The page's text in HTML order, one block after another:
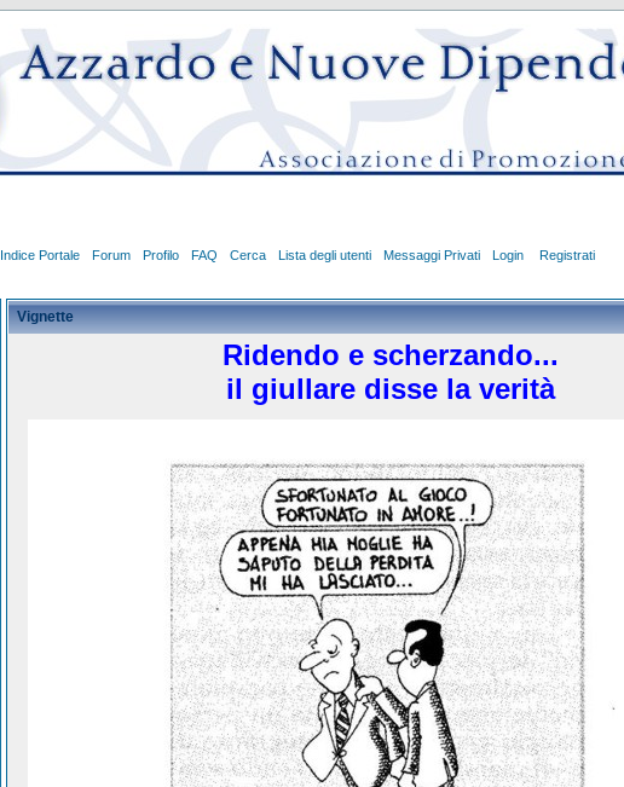
Indice Portale Forum Profilo FAQ Cerca Lista degli utenti Messaggi Privati Login Registrati
Vignette
Ridendo e scherzando...
il giullare disse la verità